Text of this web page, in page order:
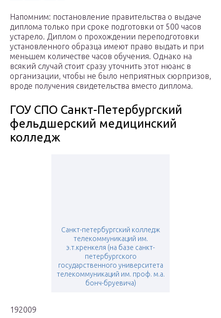
Напомним: постановление правительства о выдаче
диплома только при сроке подготовки от 500 часов
устарело. Диплом о прохождении переподготовки
установленного образца имеют право выдать и при
меньшем количестве часов обучения. Однако на
всякий случай стоит сразу уточнить этот нюанс в
организации, чтобы не было неприятных сюрпризов,
вроде получения свидетельства вместо диплома.
ГОУ СПО Санкт-Петербургский
фельдшерский медицинский
колледж
Санкт-петербургский колледж
телекоммуникаций им.
э.т.кренкеля (на базе санкт-
петербургского
государственного университета
телекоммуникаций им. проф. м.а.
бонч-бруевича)
192009